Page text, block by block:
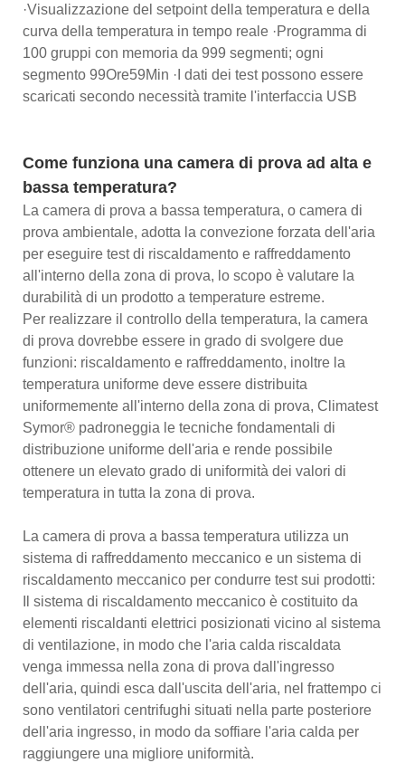
·Visualizzazione del setpoint della temperatura e della
curva della temperatura in tempo reale ·Programma di
100 gruppi con memoria da 999 segmenti; ogni
segmento 99Ore59Min ·I dati dei test possono essere
scaricati secondo necessità tramite l'interfaccia USB
Come funziona una camera di prova ad alta e
bassa temperatura?
La camera di prova a bassa temperatura, o camera di
prova ambientale, adotta la convezione forzata dell'aria
per eseguire test di riscaldamento e raffreddamento
all'interno della zona di prova, lo scopo è valutare la
durabilità di un prodotto a temperature estreme.
Per realizzare il controllo della temperatura, la camera
di prova dovrebbe essere in grado di svolgere due
funzioni: riscaldamento e raffreddamento, inoltre la
temperatura uniforme deve essere distribuita
uniformemente all'interno della zona di prova, Climatest
Symor® padroneggia le tecniche fondamentali di
distribuzione uniforme dell'aria e rende possibile
ottenere un elevato grado di uniformità dei valori di
temperatura in tutta la zona di prova.
La camera di prova a bassa temperatura utilizza un
sistema di raffreddamento meccanico e un sistema di
riscaldamento meccanico per condurre test sui prodotti:
Il sistema di riscaldamento meccanico è costituito da
elementi riscaldanti elettrici posizionati vicino al sistema
di ventilazione, in modo che l'aria calda riscaldata
venga immessa nella zona di prova dall'ingresso
dell'aria, quindi esca dall'uscita dell'aria, nel frattempo ci
sono ventilatori centrifughi situati nella parte posteriore
dell'aria ingresso, in modo da soffiare l'aria calda per
raggiungere una migliore uniformità.